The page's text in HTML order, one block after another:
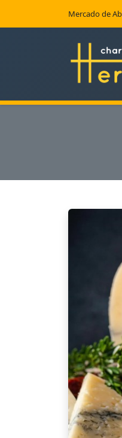
Mercado de